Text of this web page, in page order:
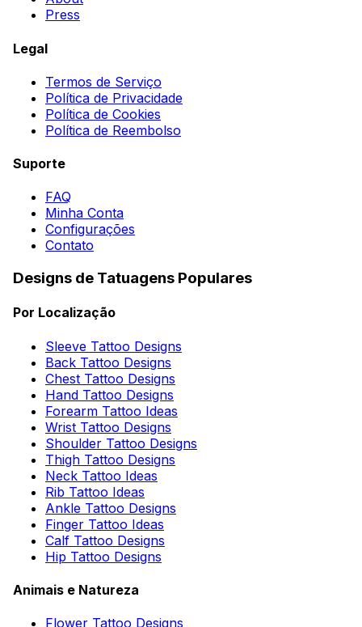
Press
Legal
Termos de Serviço
Política de Privacidade
Política de Cookies
Política de Reembolso
Suporte
FAQ
Minha Conta
Configurações
Contato
Designs de Tatuagens Populares
Por Localização
Sleeve Tattoo Designs
Back Tattoo Designs
Chest Tattoo Designs
Hand Tattoo Designs
Forearm Tattoo Ideas
Wrist Tattoo Designs
Shoulder Tattoo Designs
Thigh Tattoo Designs
Neck Tattoo Ideas
Rib Tattoo Ideas
Ankle Tattoo Designs
Finger Tattoo Ideas
Calf Tattoo Designs
Hip Tattoo Designs
Animais e Natureza
Flower Tattoo Designs